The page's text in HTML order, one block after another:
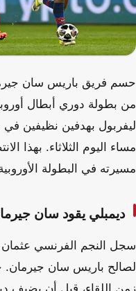
حسم فريق باريس سان
من بطولة دوري أبطال
ليفربول بهدفين نظيفين في
مساء اليوم الثلاثاء. بهذا
مسيرته في البطولة
ديمبلي يقود سان
سجل النجم الفرنسي عثمان